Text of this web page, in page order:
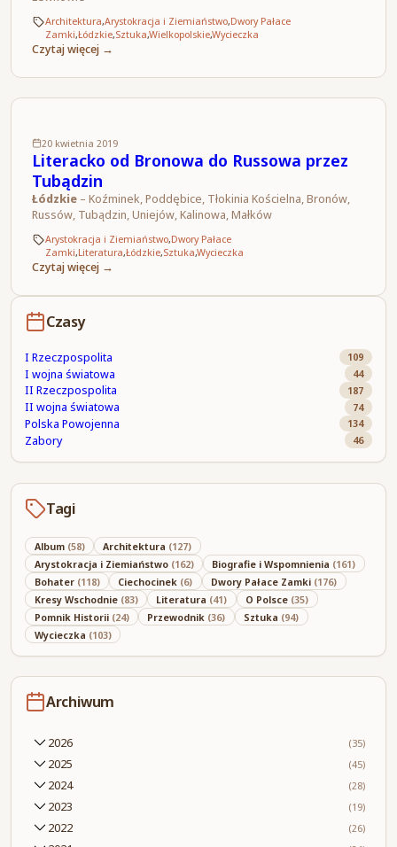
Architektura,Arystokracja i Ziemiaństwo,Dwory Pałace
Zamki,Łódzkie,Sztuka,Wielkopolskie,Wycieczka
Czytaj więcej →
20 kwietnia 2019
Literacko od Bronowa do Russowa przez
Tubądzin
Łódzkie– Koźminek, Poddębice, Tłokinia Kościelna, Bronów,
Russów, Tubądzin, Uniejów, Kalinowa, Małków
Arystokracja i Ziemiaństwo,Dwory Pałace
Zamki,Literatura,Łódzkie,Sztuka,Wycieczka
Czytaj więcej →
Czasy
I Rzeczpospolita 109
I wojna światowa 44
II Rzeczpospolita 187
II wojna światowa 74
Polska Powojenna 134
Zabory 46
Tagi
Album (58) Architektura (127)
Arystokracja i Ziemiaństwo (162) Biografie i Wspomnienia (161)
Bohater (118) Ciechocinek (6) Dwory Pałace Zamki (176)
Kresy Wschodnie (83) Literatura (41) O Polsce (35)
Pomnik Historii (24) Przewodnik (36) Sztuka (94)
Wycieczka (103)
Archiwum
2026 (35)
2025 (45)
2024 (28)
2023 (19)
2022 (26)